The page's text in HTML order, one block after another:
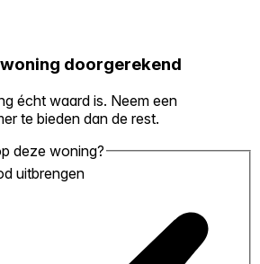
doorgerekend
écht waard is. Neem een
te bieden dan de rest.
deze woning?
uitbrengen